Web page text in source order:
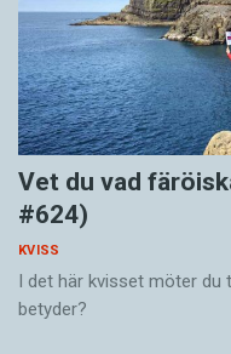
Vet du vad
#624)
KVISS
I det här kvisset möter du
betyder?